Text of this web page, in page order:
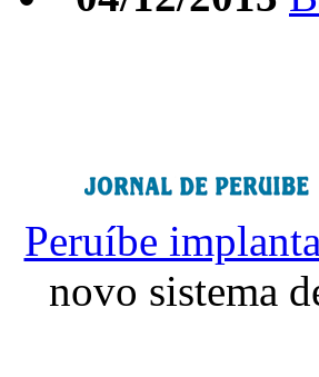
Peruíbe
novo sistema